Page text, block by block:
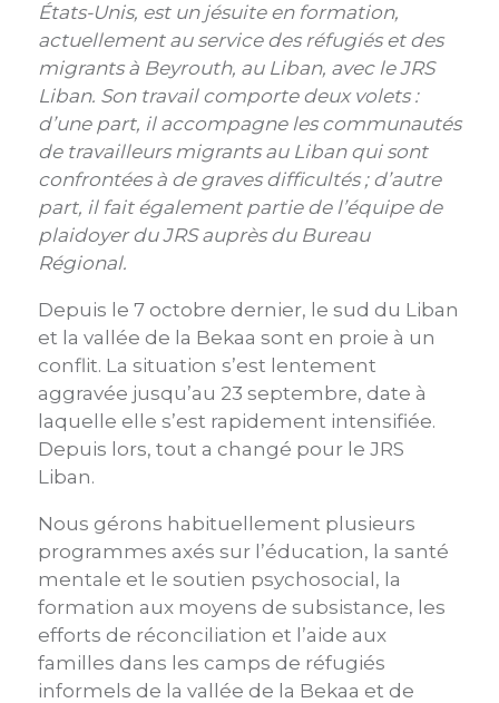
États-Unis, est un jésuite en formation,
actuellement au service des réfugiés et des
migrants à Beyrouth, au Liban, avec le JRS
Liban. Son travail comporte deux volets :
d’une part, il accompagne les communautés
de travailleurs migrants au Liban qui sont
confrontées à de graves difficultés ; d’autre
part, il fait également partie de l’équipe de
plaidoyer du JRS auprès du Bureau
Régional.
Depuis le 7 octobre dernier, le sud du Liban
et la vallée de la Bekaa sont en proie à un
conflit. La situation s’est lentement
aggravée jusqu’au 23 septembre, date à
laquelle elle s’est rapidement intensifiée.
Depuis lors, tout a changé pour le JRS
Liban.
Nous gérons habituellement plusieurs
programmes axés sur l’éducation, la santé
mentale et le soutien psychosocial, la
formation aux moyens de subsistance, les
efforts de réconciliation et l’aide aux
familles dans les camps de réfugiés
informels de la vallée de la Bekaa et de